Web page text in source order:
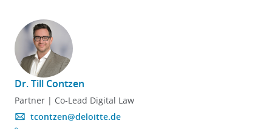
Dr. Till Contzen
Partner | Co-Lead Digital Law
tcontzen@deloitte.de